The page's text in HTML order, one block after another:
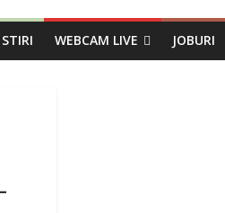
STIRI WEBCAM LIVE JOBURI